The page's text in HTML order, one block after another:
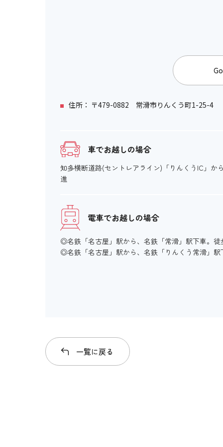
住所： 〒479-0882 常滑市りんくう町1-25-4
車でお越しの場合
知多横断道路(セントレアライン)「りんくうIC」か
進
電車でお越しの場合
◎名鉄「名古屋」駅から、名鉄「常滑」駅下車。徒
◎名鉄「名古屋」駅から、名鉄「りんくう常滑」駅
一覧に戻る